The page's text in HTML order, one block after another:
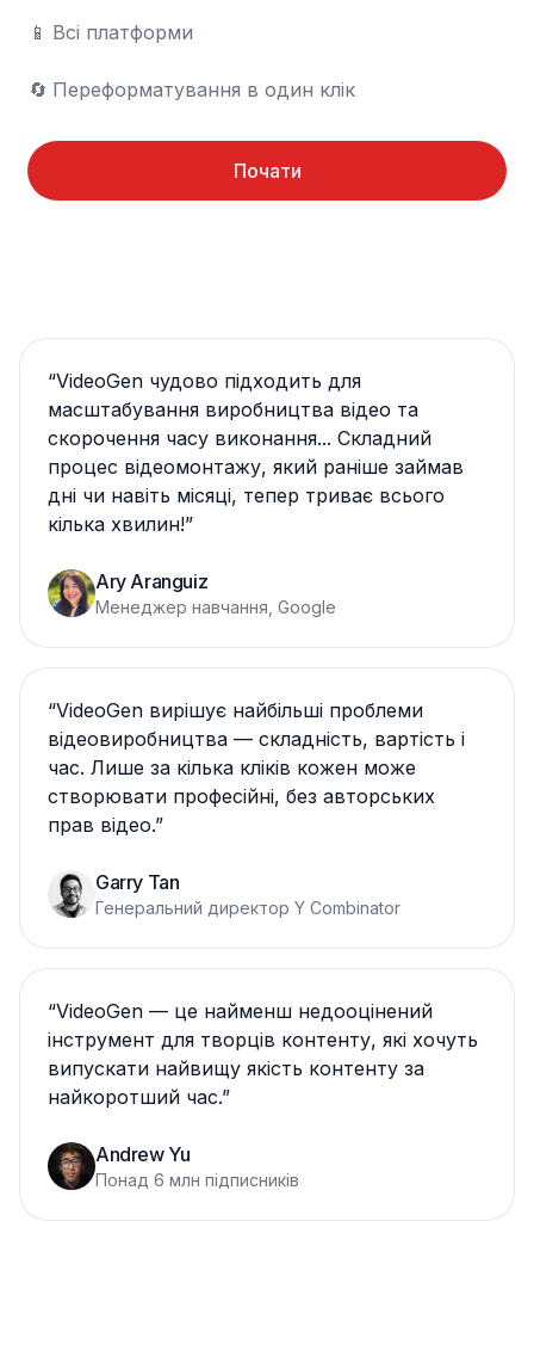
📱	Всі платформи
🔄	Переформатування в один клік
Почати
“VideoGen чудово підходить для
масштабування виробництва відео та
скорочення часу виконання... Складний
процес відеомонтажу, який раніше займав
дні чи навіть місяці, тепер триває всього
кілька хвилин!”
Ary Aranguiz
Менеджер навчання, Google
“VideoGen вирішує найбільші проблеми
відеовиробництва — складність, вартість і
час. Лише за кілька кліків кожен може
створювати професійні, без авторських
прав відео.”
Garry Tan
Генеральний директор Y Combinator
“VideoGen — це найменш недооцінений
інструмент для творців контенту, які хочуть
випускати найвищу якість контенту за
найкоротший час.”
Andrew Yu
Понад 6 млн підписників